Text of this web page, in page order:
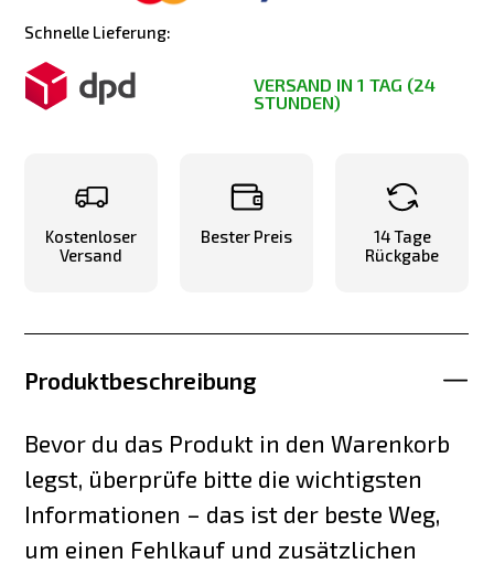
Schnelle Lieferung:
VERSAND IN 1 TAG (24
STUNDEN)
Kostenloser
Versand
Bester Preis
14 Tage
Rückgabe
Produktbeschreibung
Bevor du das Produkt in den Warenkorb
legst, überprüfe bitte die wichtigsten
Informationen – das ist der beste Weg,
um einen Fehlkauf und zusätzlichen